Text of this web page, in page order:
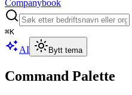
Companybook
⌘K
AI Bytt tema
Command Palette